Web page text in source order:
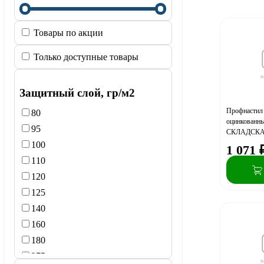
Товары по акции
Только доступные товары
Защитный слой, гр/м2
80
95
100
110
120
125
140
160
180
275
1 071